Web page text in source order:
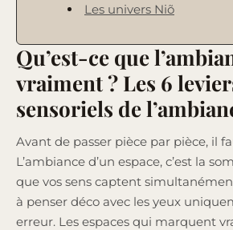
Les univers Niõ
Qu’est-ce que
vraiment ? Les 6
sensoriels de
Avant de passer pièce par pièce, il
L’ambiance d’un espace, c’est la
que vos sens captent
à penser déco avec les yeux
erreur. Les espaces qui marquent